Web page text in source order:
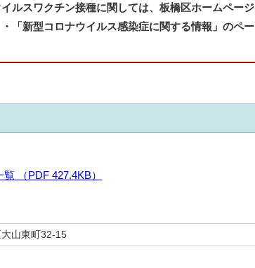
ルスワクチン接種に関しては、板橋区ホームページ
「新型コロナウイルス感染症に関する情報」のペー
（PDF 427.4KB）
山東町32-15